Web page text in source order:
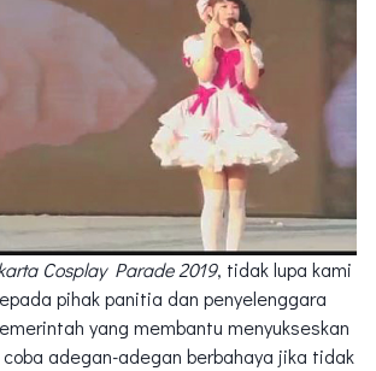
Cosplay Parade 2019, tidak lupa kami
pihak panitia dan penyelenggara
yang membantu menyukseskan
adegan-adegan berbahaya jika tidak